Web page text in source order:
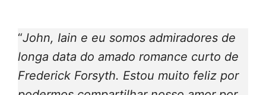
“John, Iain e eu somos admiradores de
longa data do amado romance curto de
Frederick Forsyth. Estou muito feliz por